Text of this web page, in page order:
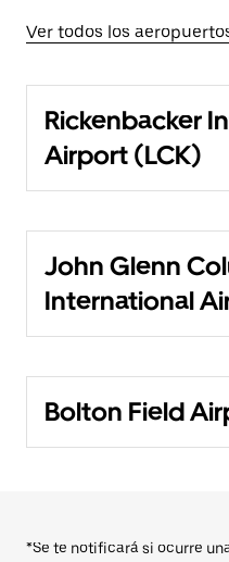
Ver todos los
Rickenbacker
Airport (LCK)
John Glenn
International
Bolton Field
*Se te notificará si ocurre